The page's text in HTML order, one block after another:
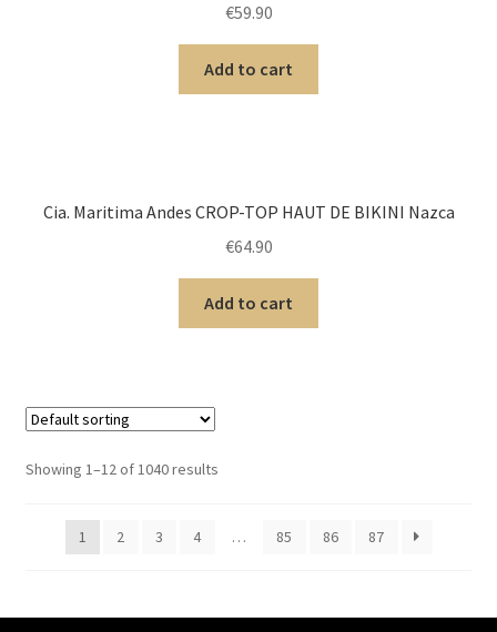
€59.90
Add to cart
Cia. Maritima Andes CROP-TOP HAUT DE BIKINI Nazca
€64.90
Add to cart
Showing 1–12 of 1040 results
1 2 3 4 … 85 86 87